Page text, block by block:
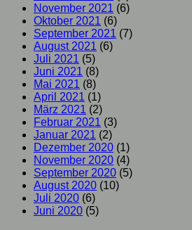
November 2021 (6)
Oktober 2021 (6)
September 2021 (7)
August 2021 (6)
Juli 2021 (5)
Juni 2021 (8)
Mai 2021 (8)
April 2021 (1)
März 2021 (2)
Februar 2021 (3)
Januar 2021 (2)
Dezember 2020 (1)
November 2020 (4)
September 2020 (5)
August 2020 (10)
Juli 2020 (6)
Juni 2020 (5)